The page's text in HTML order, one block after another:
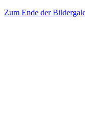
Zum Ende der